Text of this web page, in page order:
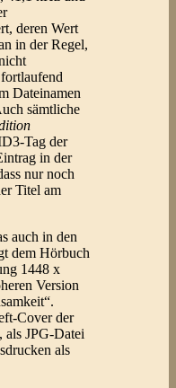
deren Wert
in der Regel,
Dateinamen
sämtliche
Tag der
in der
nur noch
Titel am
auch in den
dem Hörbuch
1448 x
Version
Cover der
als JPG-Datei
als